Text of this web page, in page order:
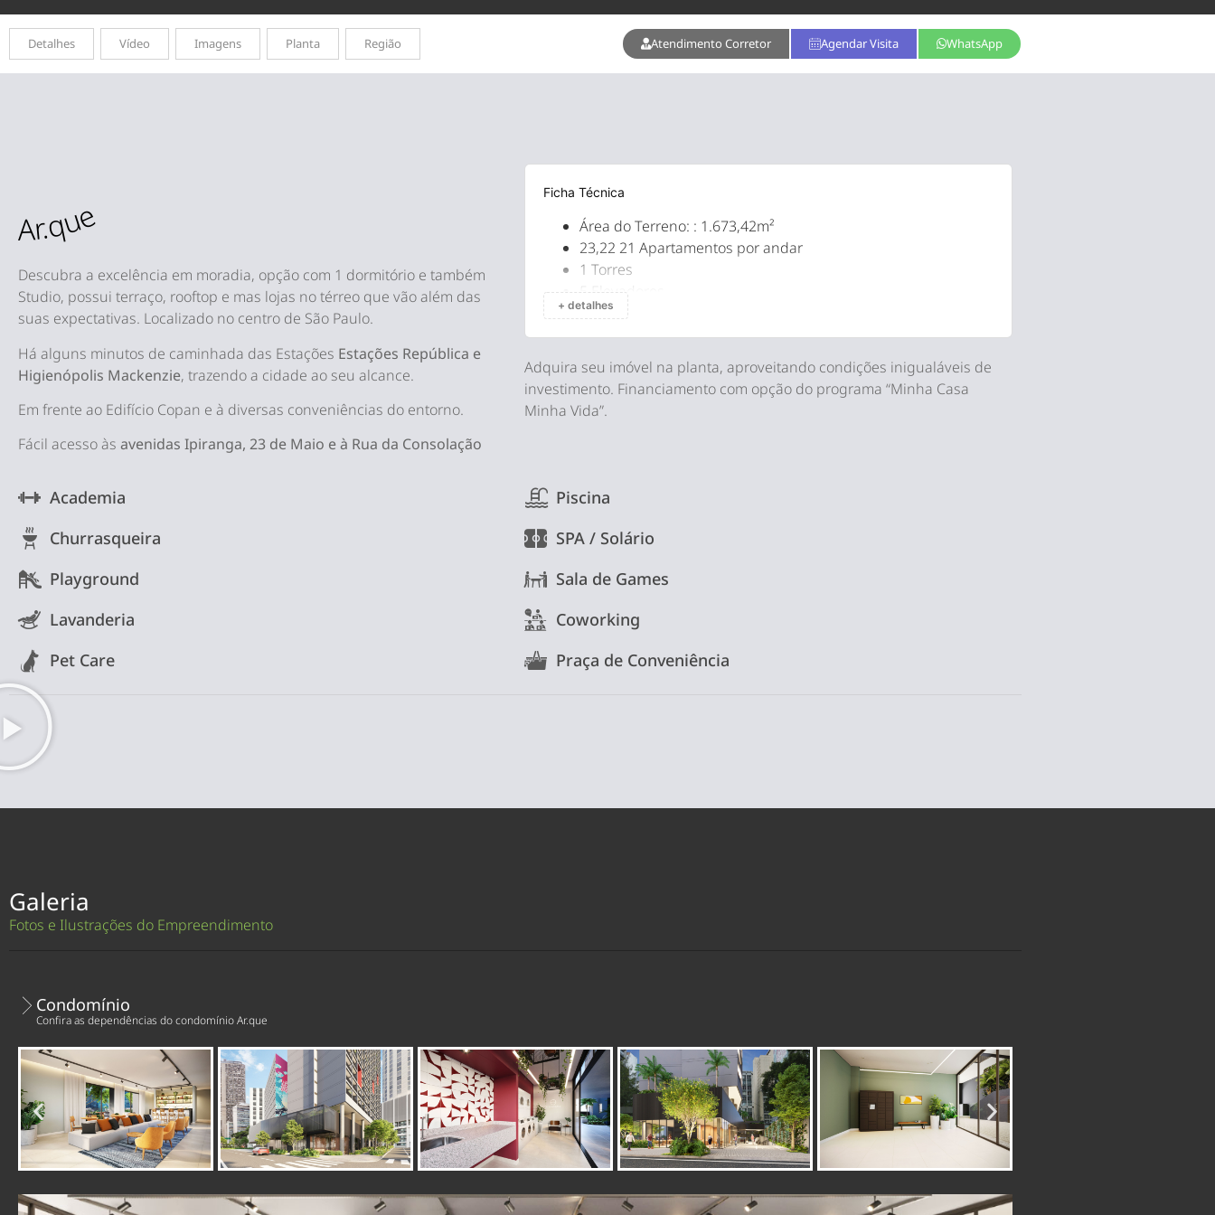
Detalhes Vídeo Imagens Planta Região Atendimento Corretor Agendar Visita WhatsApp
Ar.que
Descubra a excelência em moradia, opção com 1 dormitório e também
Studio, possui terraço, rooftop e mas lojas no térreo que vão além das
suas expectativas. Localizado no centro de São Paulo.
Há alguns minutos de caminhada das Estações Estações República e
Higienópolis Mackenzie, trazendo a cidade ao seu alcance.
Em frente ao Edifício Copan e à diversas conveniências do entorno.
Fácil acesso às avenidas Ipiranga, 23 de Maio e à Rua da Consolação
Ficha Técnica
Área do Terreno: : 1.673,42m²
23,22 21 Apartamentos por andar
1 Torres
5 Elevadores
434 Apartamentos – Uso residencial
42 Apartamentos – Serviços de Hospedagem
24 Pavimentos + térreo + Subsolo técnico
+ detalhes
Adquira seu imóvel na planta, aproveitando condições inigualáveis de
investimento. Financiamento com opção do programa “Minha Casa
Minha Vida”.
Academia
Churrasqueira
Playground
Lavanderia
Pet Care
Piscina
SPA / Solário
Sala de Games
Coworking
Praça de Conveniência
Galeria
Fotos e Ilustrações do Empreendimento
Condomínio
Confira as dependências do condomínio Ar.que